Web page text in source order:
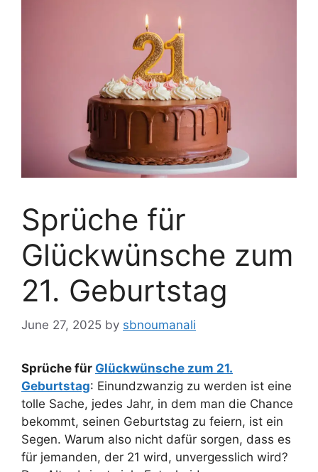
Sprüche für
Glückwünsche zum
21. Geburtstag
June 27, 2025 by sbnoumanali
Sprüche für Glückwünsche zum 21.
Geburtstag: Einundzwanzig zu werden ist eine
tolle Sache, jedes Jahr, in dem man die Chance
bekommt, seinen Geburtstag zu feiern, ist ein
Segen. Warum also nicht dafür sorgen, dass es
für jemanden, der 21 wird, unvergesslich wird?